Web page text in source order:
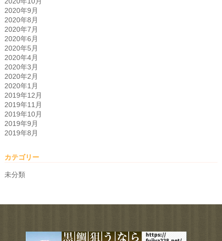
2020年9月
2020年8月
2020年7月
2020年6月
2020年5月
2020年4月
2020年3月
2020年2月
2020年1月
2019年12月
2019年11月
2019年10月
2019年9月
2019年8月
カテゴリー
未分類